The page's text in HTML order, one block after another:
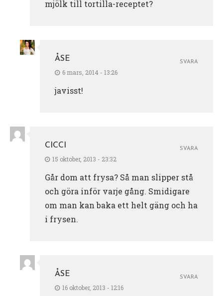
mjölk till tortilla-receptet?
ÅSE
6 mars, 2014 - 13:26
javisst!
SVARA
CICCI
15 oktober, 2013 - 23:32
Går dom att frysa? Så man slipper stå
och göra inför varje gång. Smidigare
om man kan baka ett helt gäng och ha
i frysen.
SVARA
ÅSE
16 oktober, 2013 - 12:16
SVARA